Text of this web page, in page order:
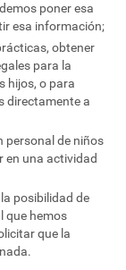
poner esa
esa información;
obtener
para la
hijos, o para
directamente a
personal de niños
en una actividad
posibilidad de
que hemos
que la